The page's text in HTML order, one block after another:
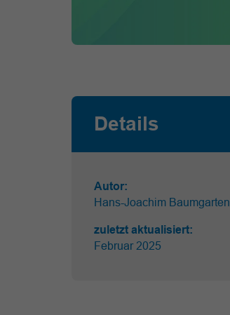
Details
Autor:
Hans-Joachim Baumgarten
zuletzt aktualisiert:
Februar 2025